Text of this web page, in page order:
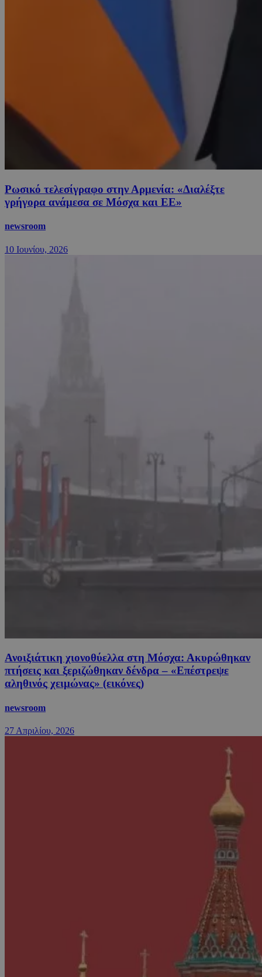
Ρωσικό τελεσίγραφο στην Αρμενία: «Διαλέξτε
γρήγορα ανάμεσα σε Μόσχα και ΕΕ»
newsroom
10 Ιουνίου, 2026
Ανοιξιάτικη χιονοθύελλα στη Μόσχα: Ακυρώθηκαν
πτήσεις και ξεριζώθηκαν δένδρα – «Επέστρεψε
αληθινός χειμώνας» (εικόνες)
newsroom
27 Απριλίου, 2026